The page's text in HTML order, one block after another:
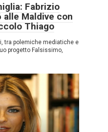
Fabrizio
alle Maldive con
Thiago
tra polemiche mediatiche e
progetto Falsissimo,